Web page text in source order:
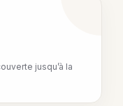
jusqu’à la